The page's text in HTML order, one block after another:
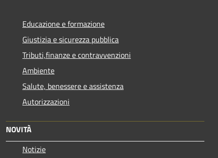
Educazione e formazione
Giustizia e sicurezza pubblica
Tributi,finanze e contravvenzioni
Ambiente
Salute, benessere e assistenza
Autorizzazioni
NOVITÀ
Notizie